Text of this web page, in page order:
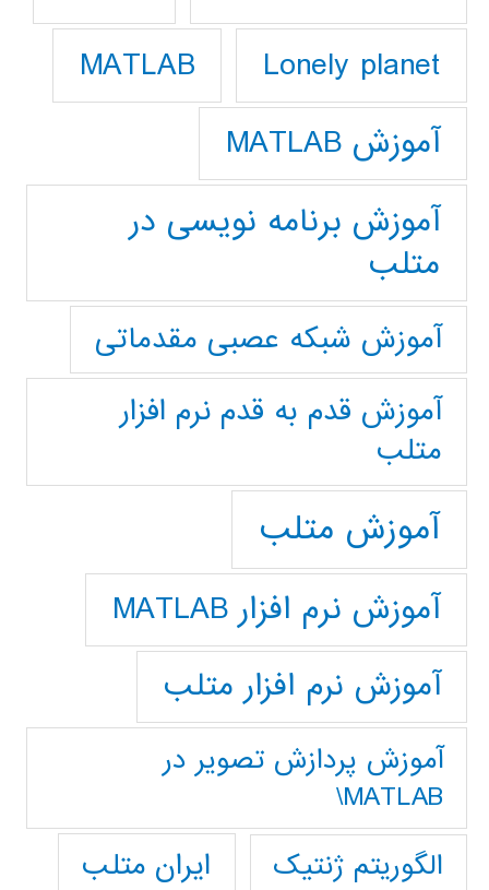
Lonely planet
MATLAB
آموزش MATLAB
آموزش برنامه نویسی در
متلب
آموزش شبکه عصبی مقدماتی
آموزش قدم به قدم نرم افزار
متلب
آموزش متلب
آموزش نرم افزار MATLAB
آموزش نرم افزار متلب
آموزش پردازش تصوير در
MATLAB\
الگوریتم ژنتیک
ایران متلب